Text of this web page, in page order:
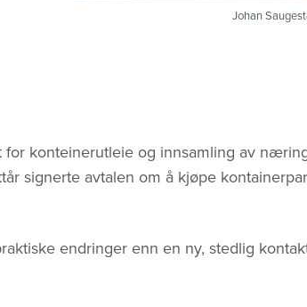
Johan
for konteinerutleie og innsamling av
signerte avtalen om å kjøpe
endringer enn en ny, stedlig